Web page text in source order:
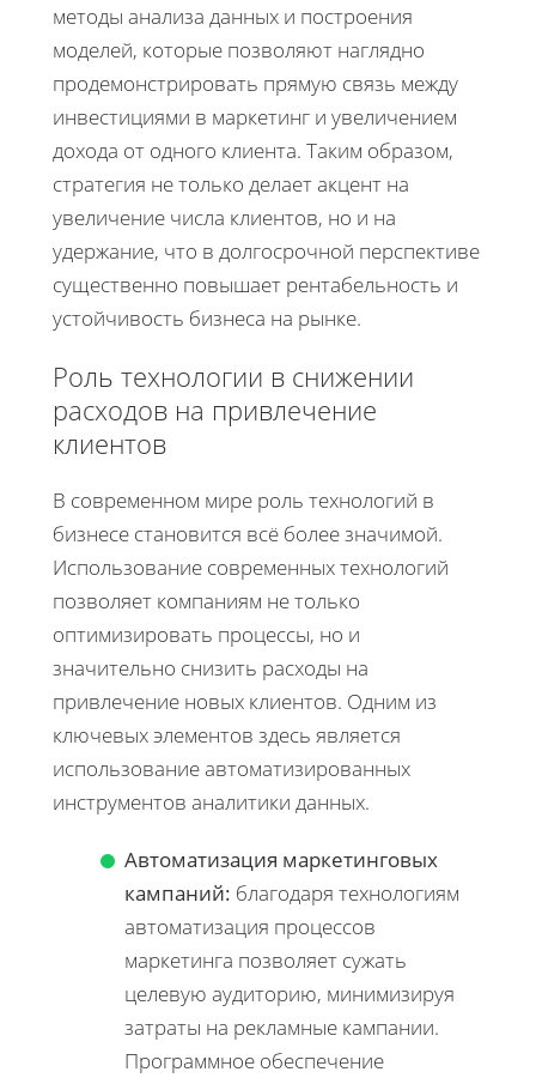
методы анализа данных и построения
моделей, которые позволяют наглядно
продемонстрировать прямую связь между
инвестициями в маркетинг и увеличением
дохода от одного клиента. Таким образом,
стратегия не только делает акцент на
увеличение числа клиентов, но и на
удержание, что в долгосрочной перспективе
существенно повышает рентабельность и
устойчивость бизнеса на рынке.
Роль технологии в снижении
расходов на привлечение
клиентов
В современном мире роль технологий в
бизнесе становится всё более значимой.
Использование современных технологий
позволяет компаниям не только
оптимизировать процессы, но и
значительно снизить расходы на
привлечение новых клиентов. Одним из
ключевых элементов здесь является
использование автоматизированных
инструментов аналитики данных.
Автоматизация маркетинговых
кампаний: благодаря технологиям
автоматизация процессов
маркетинга позволяет сужать
целевую аудиторию, минимизируя
затраты на рекламные кампании.
Программное обеспечение